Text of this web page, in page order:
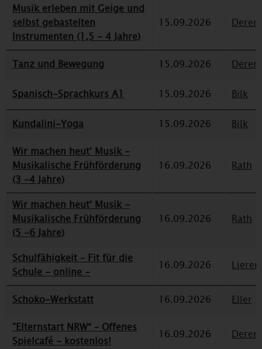
Musik erleben mit Geige und
selbst gebastelten
Instrumenten (1,5 - 4 Jahre)
15.09.2026
Tanz und Bewegung 15.09.2026
Spanisch-Sprachkurs A1 15.09.2026 Bilk
Kundalini-Yoga 15.09.2026
Bilk
Wir machen heut' Musik -
Musikalische Frühförderung
(3 -4 Jahre)
16.09.2026 Rath
Wir machen heut' Musik -
Musikalische Frühförderung
(5 -6 Jahre)
16.09.2026 Rath
Schulfähigkeit – Fit für die
Schule - online -
16.09.2026
Schoko-Werkstatt 16.09.2026
Eller
"Elternstart NRW“ – Offenes
Spielcafé - kostenlos!
16.09.2026